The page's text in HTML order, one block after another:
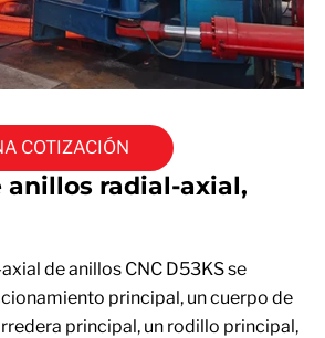
COTIZACIÓN
anillos radial-axial,
de anillos CNC D53KS se
principal, un cuerpo de
principal, un rodillo principal,